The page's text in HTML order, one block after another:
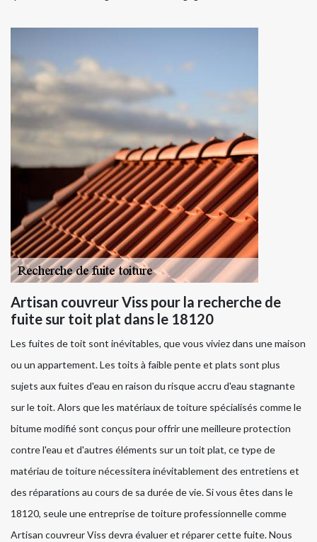
Artisan couvreur Viss pour la recherche de
fuite sur toit plat dans le 18120
Les fuites de toit sont inévitables, que vous viviez dans une maison
ou un appartement. Les toits à faible pente et plats sont plus
sujets aux fuites d'eau en raison du risque accru d'eau stagnante
sur le toit. Alors que les matériaux de toiture spécialisés comme le
bitume modifié sont conçus pour offrir une meilleure protection
contre l'eau et d'autres éléments sur un toit plat, ce type de
matériau de toiture nécessitera inévitablement des entretiens et
des réparations au cours de sa durée de vie. Si vous êtes dans le
18120, seule une entreprise de toiture professionnelle comme
Artisan couvreur Viss devra évaluer et réparer cette fuite. Nous